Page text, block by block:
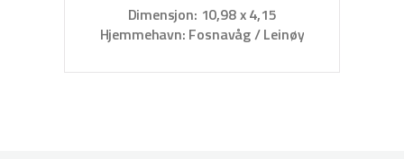
Dimensjon: 10,98 x 4,15
Hjemmehavn: Fosnavåg / Leinøy